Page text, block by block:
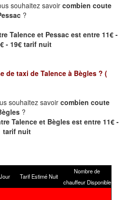
souhaitez savoir combien coute
?
Talence et Pessac est entre 11€ -
- 19€ tarif nuit
de taxi de Talence à Bègles ? (
souhaitez savoir combien coute
?
Talence et Bègles est entre 11€ -
tarif nuit
Tarif Estimé Nuit
Nombre de
chauffeur Disponible